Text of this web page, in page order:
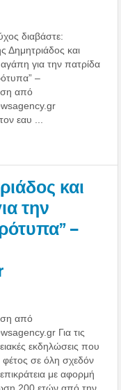
διαβάστε:
Δημητριάδος και
για την πατρίδα
–
από
εαυ ...
και
την
–
από
Για τις
εκδηλώσεις που
σε όλη σχεδόν
με αφορμή
200 ετών από την